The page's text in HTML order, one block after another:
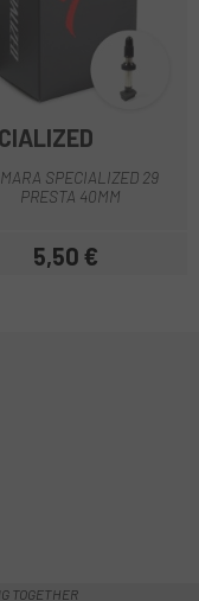
SPECIALIZED 29
PRESTA 40MM
Precio
5,50 €
TOGETHER